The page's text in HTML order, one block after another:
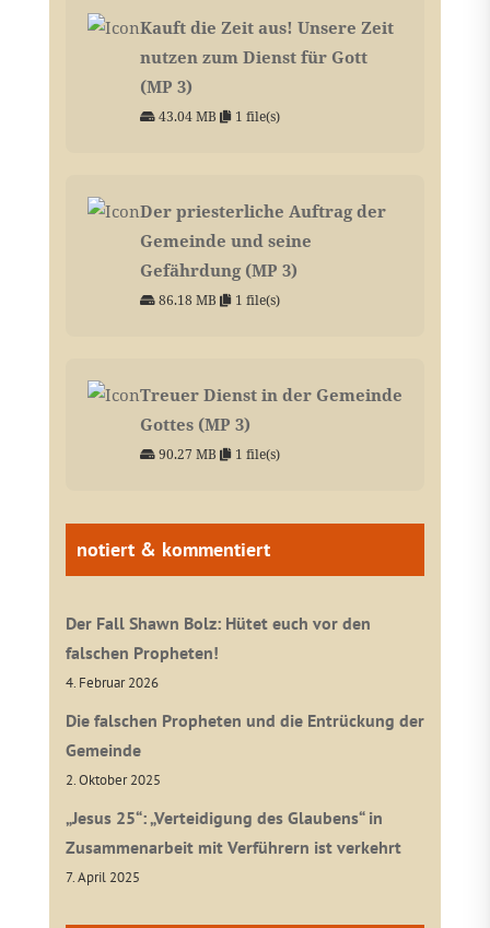
Kauft die Zeit aus! Unsere Zeit
nutzen zum Dienst für Gott
(MP 3)
43.04 MB 1 file(s)
Der priesterliche Auftrag der
Gemeinde und seine
Gefährdung (MP 3)
86.18 MB 1 file(s)
Treuer Dienst in der Gemeinde
Gottes (MP 3)
90.27 MB 1 file(s)
notiert & kommentiert
Der Fall Shawn Bolz: Hütet euch vor den
falschen Propheten!
4. Februar 2026
Die falschen Propheten und die Entrückung der
Gemeinde
2. Oktober 2025
„Jesus 25“: „Verteidigung des Glaubens“ in
Zusammenarbeit mit Verführern ist verkehrt
7. April 2025